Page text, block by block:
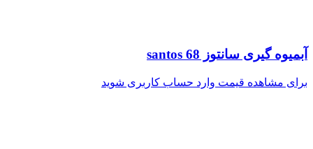
آبمیوه گیری سانتوز santos 68
برای مشاهده قیمت وارد حساب کاربری شوید